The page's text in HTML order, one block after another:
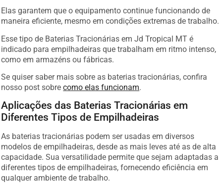
Elas garantem que o equipamento continue funcionando de
maneira eficiente, mesmo em condições extremas de trabalho.
Esse tipo de Baterias Tracionárias em Jd Tropical MT é
indicado para empilhadeiras que trabalham em ritmo intenso,
como em armazéns ou fábricas.
Se quiser saber mais sobre as baterias tracionárias, confira
nosso post sobrecomo elas funcionam.
Aplicações das Baterias Tracionárias em
Diferentes Tipos de Empilhadeiras
As baterias tracionárias podem ser usadas em diversos
modelos de empilhadeiras, desde as mais leves até as de alta
capacidade. Sua versatilidade permite que sejam adaptadas a
diferentes tipos de empilhadeiras, fornecendo eficiência em
qualquer ambiente de trabalho.